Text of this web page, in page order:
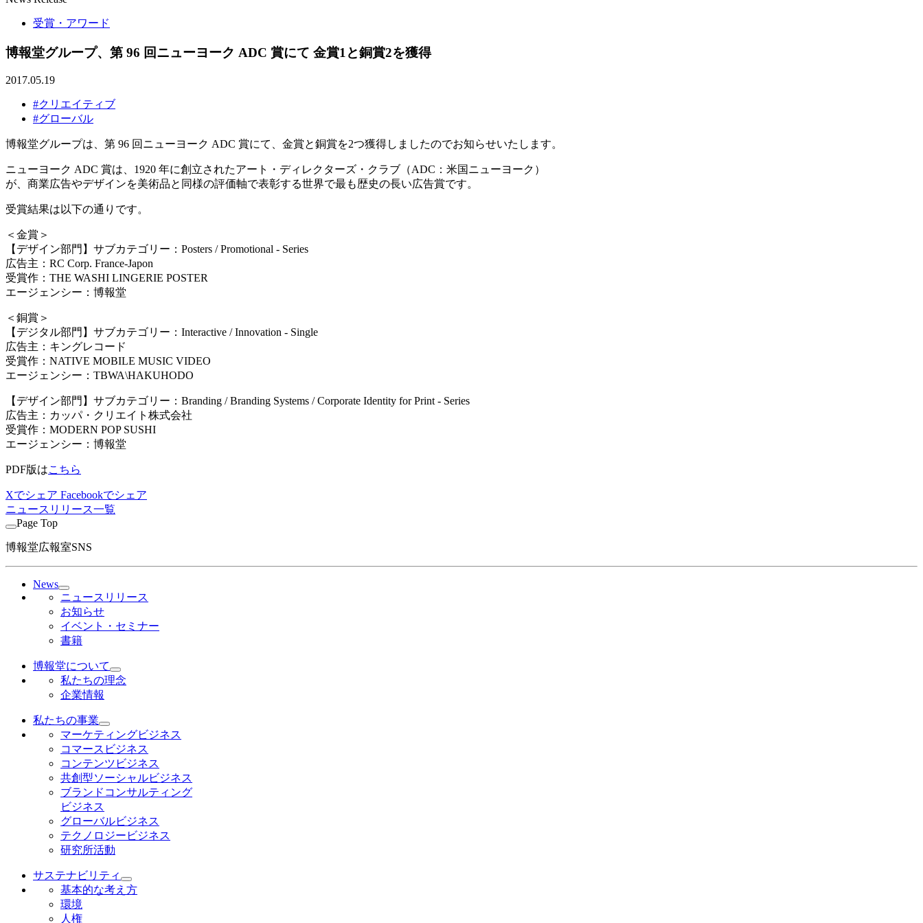
受賞・アワード
博報堂グループ、第 96 回ニューヨーク ADC 賞にて 金賞1と銅賞2を獲得
2017.05.19
#クリエイティブ
#グローバル
博報堂グループは、第 96 回ニューヨーク ADC 賞にて、金賞と銅賞を2つ獲得しましたのでお知らせいたします。
ニューヨーク ADC 賞は、1920 年に創立されたアート・ディレクターズ・クラブ（ADC：米国ニューヨーク）
が、商業広告やデザインを美術品と同様の評価軸で表彰する世界で最も歴史の長い広告賞です。
受賞結果は以下の通りです。
＜金賞＞
【デザイン部門】サブカテゴリー：Posters / Promotional - Series
広告主：RC Corp. France-Japon
受賞作：THE WASHI LINGERIE POSTER
エージェンシー：博報堂
＜銅賞＞
【デジタル部門】サブカテゴリー：Interactive / Innovation - Single
広告主：キングレコード
受賞作：NATIVE MOBILE MUSIC VIDEO
エージェンシー：TBWA\HAKUHODO
【デザイン部門】サブカテゴリー：Branding / Branding Systems / Corporate Identity for Print - Series
広告主：カッパ・クリエイト株式会社
受賞作：MODERN POP SUSHI
エージェンシー：博報堂
PDF版はこちら
Xでシェア Facebookでシェア
ニュースリリース一覧
Page Top
博報堂広報室SNS
News
ニュースリリース
お知らせ
イベント・セミナー
書籍
博報堂について
私たちの理念
企業情報
私たちの事業
マーケティングビジネス
コマースビジネス
コンテンツビジネス
共創型ソーシャルビジネス
ブランドコンサルティング
ビジネス
グローバルビジネス
テクノロジービジネス
研究所活動
サステナビリティ
基本的な考え方
環境
人権